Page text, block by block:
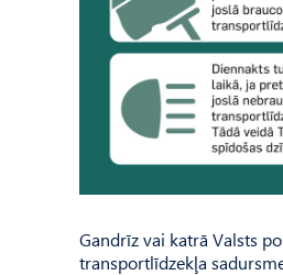
Gandrīz vai katrā Valsts
transportlīdzekļa